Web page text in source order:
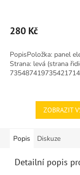
produktu
je
z
5
hvězdiček.
280 Kč
PopisPoložka: panel
Strana: levá (strana
ZOBRAZIT
Popis Diskuze
Detailní popis